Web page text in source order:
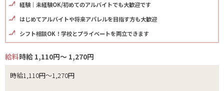
経験｜未経験OK/初めてのアルバイトでも大歓迎です
はじめてアルバイトや将来アパレルを目指す方も大歓迎
シフト相談OK！学校とプライベートを両立できます
給料時給 1,110円～ 1,270円
時給1,110円～1,270円